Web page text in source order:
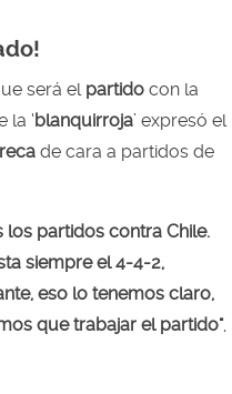
será el partido con la
la ‘blanquirroja’ expresó el
de cara a partidos de
partidos contra Chile.
siempre el 4-4-2,
eso lo tenemos claro,
que trabajar el partido",